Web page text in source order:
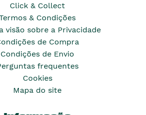
Click & Collect
& Condições
visão sobre a Privacidade
de Compra
Condições de Envio
frequentes
Cookies
Mapa do site